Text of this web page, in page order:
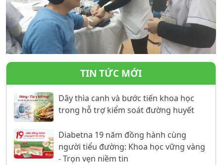
TIN TỨC MỚI
Dây thìa canh và bước tiến khoa học
trong hỗ trợ kiểm soát đường huyết
Diabetna 19 năm đồng hành cùng
người tiểu đường: Khoa học vững vàng
- Trọn vẹn niềm tin